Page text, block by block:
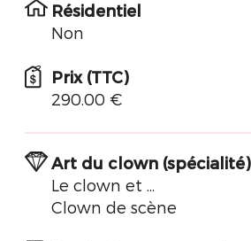
Résidentiel
Non
Prix (TTC)
290.00 €
Art du clown (spécialité)
Le clown et ...
Clown de scène